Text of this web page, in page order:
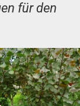
für den